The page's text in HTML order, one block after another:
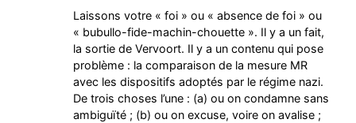
Laissons votre « foi » ou « absence de foi » ou
« bubullo-fide-machin-chouette ». Il y a un fait,
la sortie de Vervoort. Il y a un contenu qui pose
problème : la comparaison de la mesure MR
avec les dispositifs adoptés par le régime nazi.
De trois choses l’une : (a) ou on condamne sans
ambiguïté ; (b) ou on excuse, voire on avalise ;